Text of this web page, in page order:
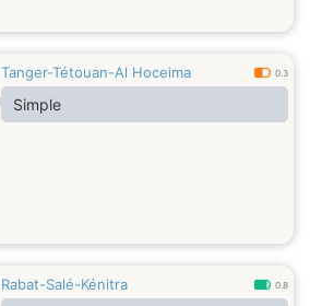
Tanger-Tétouan-Al Hoceima 0.3
Simple
Rabat-Salé-Kénitra 0.8